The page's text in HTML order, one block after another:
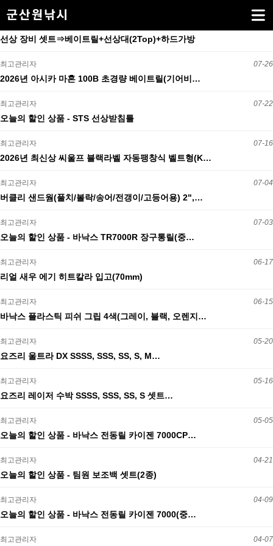
선상 장비 셋트⇒베이트릴+선상대(2Top)+하드가방
최고관리자 07-26
2026년 아시카 마혼 100B 초경량 베이트릴(기어비…
최고관리자 07-22
오늘의 할인 상품 - STS 선상받침틀
최고관리자 07-16
2026년 최신상 씨울프 블랙라벨 자동팽창식 벨트형(K…
최고관리자 07-04
버클리 샌드웜(풀치/볼락/송어/전갱이/고등어용) 2",…
최고관리자 07-03
오늘의 할인 상품 - 바낙스 TR7000R 장구통릴(중…
최고관리자 06-17
리얼 새우 에기 히트칼라 입고(70mm)
최고관리자 06-15
바낙스 플라스틱 피쉬 그립 4색(그레이, 블랙, 오렌지…
최고관리자 05-20
요즈리 울트라 DX SSSS, SSS, SS, S, M…
최고관리자 05-16
요즈리 레이저 수박 SSSS, SSS, SS, S 셋트…
최고관리자 05-05
오늘의 할인 상품 - 바낙스 전동릴 카이젠 7000CP…
최고관리자 04-21
오늘의 할인 상품 - 팀원 보조백 셋트(2종)
최고관리자 04-09
오늘의 할인 상품 - 바낙스 전동릴 카이젠 7000(중…
최고관리자 04-07